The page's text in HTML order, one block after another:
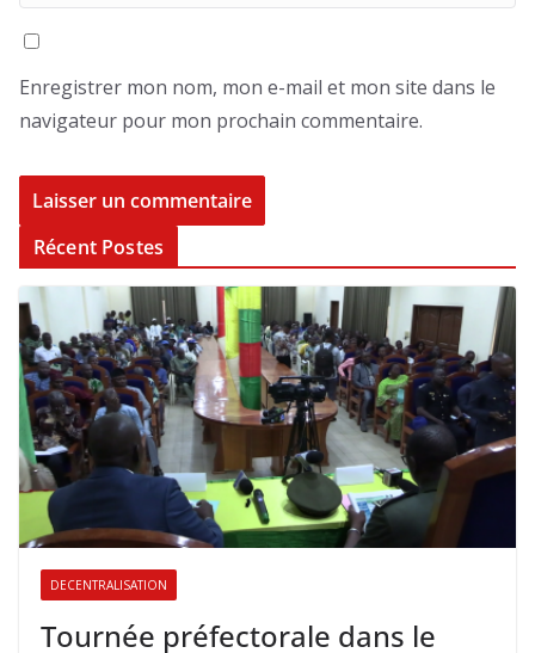
Enregistrer mon nom, mon e-mail et mon site dans le
navigateur pour mon prochain commentaire.
Récent Postes
DECENTRALISATION
Tournée préfectorale dans le